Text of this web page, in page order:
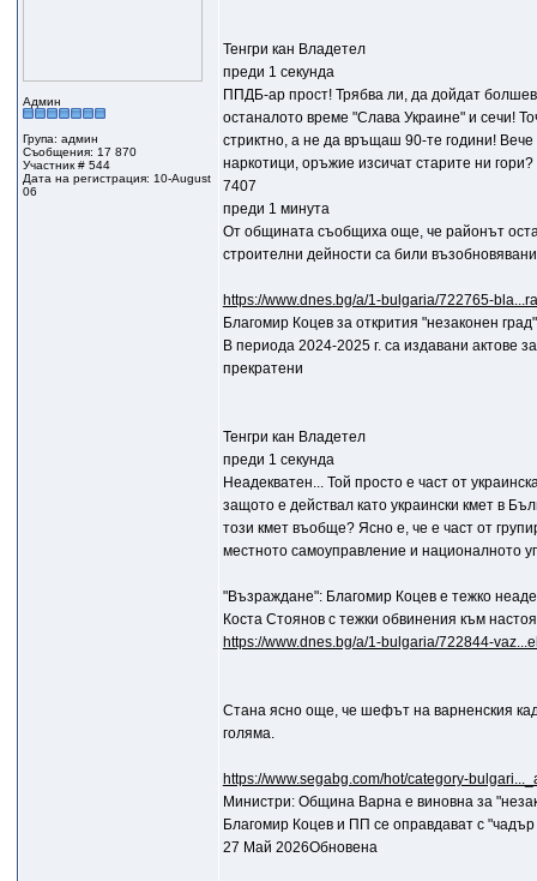
Админ
Група: админ
Съобщения: 17 870
Участник # 544
Дата на регистрация: 10-August
06
Тенгри кан Владетел
преди 1 секунда
ППДБ-ар прост! Трябва ли, да дойдат
останалото време "Слава Украине" и сечи!
стриктно, а не да връщаш 90-те години!
наркотици, оръжие изсичат старите ни
7407
преди 1 минута
От общината съобщиха още, че районът
строителни дейности са били
https://www.dnes.bg/a/1-bulgaria/722765-
Благомир Коцев за открития "незаконен
В периода 2024-2025 г. са издавани актове
прекратени
Тенгри кан Владетел
преди 1 секунда
Неадекватен... Той просто е част от
защото е действал като украински кмет в
този кмет въобще? Ясно е, че е част от
местното самоуправление и националното
"Възраждане": Благомир Коцев е тежко
Коста Стоянов с тежки обвинения към
https://www.dnes.bg/a/1-bulgaria/722844-
Стана ясно още, че шефът на варненския
голяма.
https://www.segabg.com/hot/category-
Министри: Община Варна е виновна за
Благомир Коцев и ПП се оправдават с
27 Май 2026Обновена